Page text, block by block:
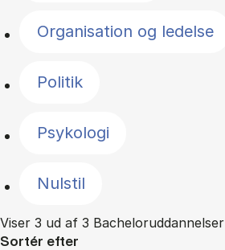
Organisation og ledelse
Politik
Psykologi
Nulstil
Viser 3 ud af 3 Bacheloruddannelser
Sortér efter